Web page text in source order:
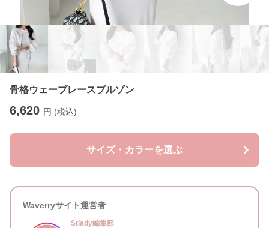
骨格ウェーブレースブルゾン
6,620 円 (税込)
サイズ・カラーを選ぶ
Waverryサイト運営者
Stlady編集部